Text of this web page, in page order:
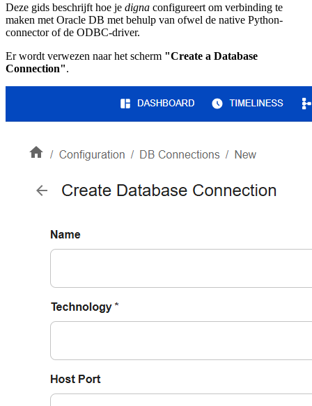
Deze gids beschrijft hoe je digna configureert om verbinding te
maken met Oracle DB met behulp van ofwel de native Python-
connector of de ODBC-driver.
Er wordt verwezen naar het scherm "Create a Database
Connection".